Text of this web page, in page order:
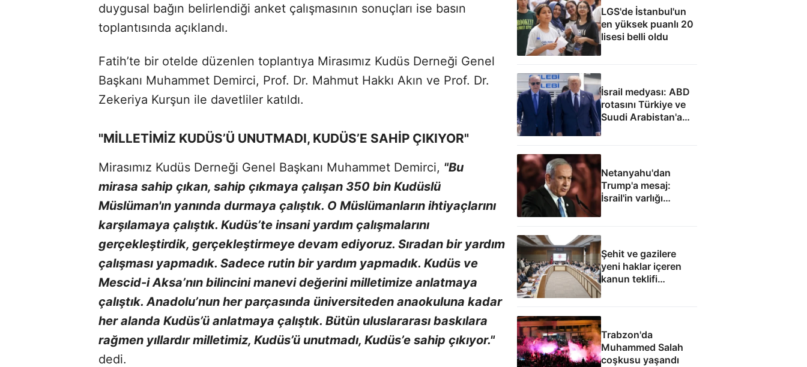
duygusal bağın belirlendiği anket çalışmasının sonuçları ise basın
toplantısında açıklandı.
Fatih’te bir otelde düzenlen toplantıya Mirasımız Kudüs Derneği Genel
Başkanı Muhammet Demirci, Prof. Dr. Mahmut Hakkı Akın ve Prof. Dr.
Zekeriya Kurşun ile davetliler katıldı.
"MİLLETİMİZ KUDÜS’Ü UNUTMADI, KUDÜS’E SAHİP ÇIKIYOR"
Mirasımız Kudüs Derneği Genel Başkanı Muhammet Demirci, "Bu
mirasa sahip çıkan, sahip çıkmaya çalışan 350 bin Kudüslü
Müslüman'ın yanında durmaya çalıştık. O Müslümanların ihtiyaçlarını
karşılamaya çalıştık. Kudüs’te insani yardım çalışmalarını
gerçekleştirdik, gerçekleştirmeye devam ediyoruz. Sıradan bir yardım
çalışması yapmadık. Sadece rutin bir yardım yapmadık. Kudüs ve
Mescid-i Aksa’nın bilincini manevi değerini milletimize anlatmaya
çalıştık. Anadolu’nun her parçasında üniversiteden anaokuluna kadar
her alanda Kudüs’ü anlatmaya çalıştık. Bütün uluslararası baskılara
rağmen yıllardır milletimiz, Kudüs’ü unutmadı, Kudüs’e sahip çıkıyor."
dedi.
LGS'de İstanbul'un
en yüksek puanlı 20
lisesi belli oldu
İsrail medyası: ABD
rotasını Türkiye ve
Suudi Arabistan'a
çevirdi
Netanyahu'dan
Trump'a mesaj:
İsrail'in varlığı
Şehit ve gazilere
yeni haklar içeren
kanun teklifi
komisyondan geçti
Trabzon'da
Muhammed Salah
coşkusu yaşandı